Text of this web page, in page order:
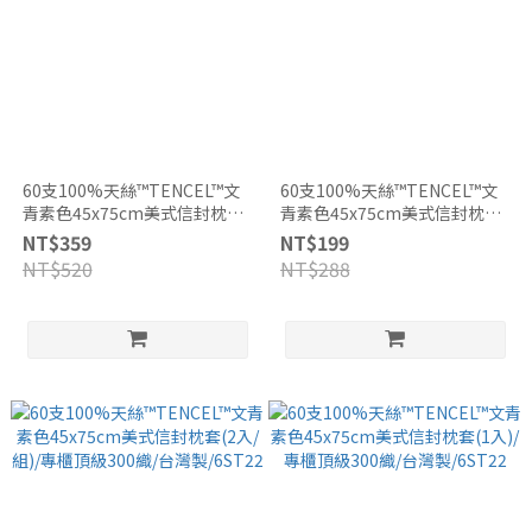
60支100%天絲™TENCEL™文
青素色45x75cm美式信封枕套
(2入/組)/專櫃頂級300織/台灣
製/6ST23
NT$359
NT$520
60支100%天絲™TENCEL™文
青素色45x75cm美式信封枕套
(1入)/專櫃頂級300織/台灣
製/6ST23
NT$199
NT$288